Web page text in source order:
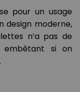
pour un usage
design moderne,
n’a pas de
si on